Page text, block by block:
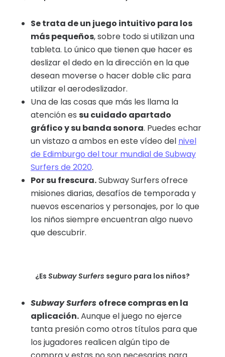
Se trata de un juego intuitivo para los
más pequeños, sobre todo si utilizan una
tableta. Lo único que tienen que hacer es
deslizar el dedo en la dirección en la que
desean moverse o hacer doble clic para
utilizar el aerodeslizador.
Una de las cosas que más les llama la
atención es su cuidado apartado
gráfico y su banda sonora. Puedes echar
un vistazo a ambos en este vídeo del nivel
de Edimburgo del tour mundial de Subway
Surfers de 2020.
Por su frescura.Subway Surfers ofrece
misiones diarias, desafíos de temporada y
nuevos escenarios y personajes, por lo que
los niños siempre encuentran algo nuevo
que descubrir.
¿Es Subway Surfers seguro para los niños?
Subway Surfers ofrece compras en la
aplicación.Aunque el juego no ejerce
tanta presión como otros títulos para que
los jugadores realicen algún tipo de